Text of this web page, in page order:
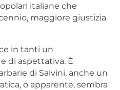
italiane che
maggiore giustizia
in tanti un
di aspettativa. È
di Salvini, anche un
o apparente, sembra